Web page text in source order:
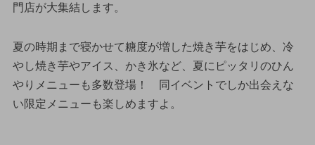
門店が大集結します。
夏の時期まで寝かせて糖度が増した焼き芋をはじめ、冷
やし焼き芋やアイス、かき氷など、夏にピッタリのひん
やりメニューも多数登場！ 同イベントでしか出会えな
い限定メニューも楽しめますよ。